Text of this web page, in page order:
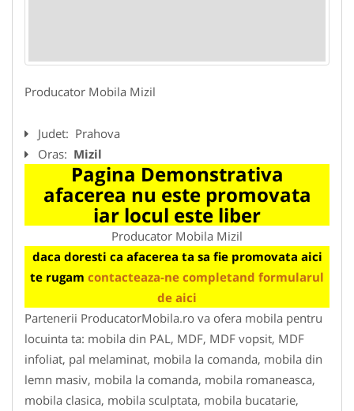
Producator Mobila Mizil
Judet: Prahova
Oras: Mizil
Pagina Demonstrativa
afacerea nu este promovata
iar locul este liber
Producator Mobila Mizil
daca doresti ca afacerea ta sa fie promovata aici
te rugam contacteaza-ne completand formularul
de aici
Partenerii ProducatorMobila.ro va ofera mobila pentru
locuinta ta: mobila din PAL, MDF, MDF vopsit, MDF
infoliat, pal melaminat, mobila la comanda, mobila din
lemn masiv, mobila la comanda, mobila romaneasca,
mobila clasica, mobila sculptata, mobila bucatarie,